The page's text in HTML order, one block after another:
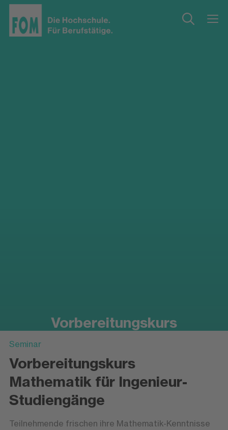
Vorbereitungskurs
Mathematik für Ingenieur-
Studiengänge
Vorbereitungslehrgang
Seminar
Vorbereitungskurs
Mathematik für Ingenieur-
Studiengänge
Teilnehmende frischen ihre Mathematik-Kenntnisse